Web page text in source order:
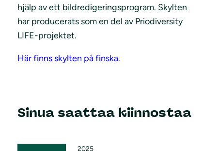
hjälp av ett bildredigeringsprogram. Skylten
har producerats som en del av Priodiversity
LIFE-projektet.
Här finns skylten på finska.
Sinua saattaa kiinnostaa
2025